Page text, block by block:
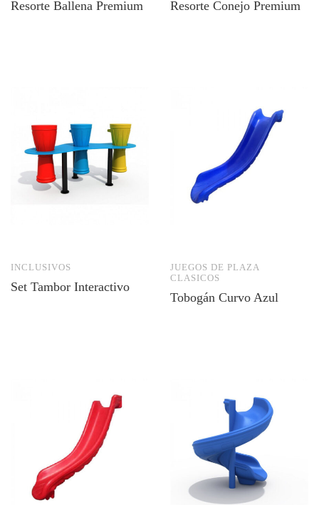
Resorte Ballena Premium Resorte Conejo Premium
INCLUSIVOS
Set Tambor Interactivo
JUEGOS DE PLAZA
CLASICOS
Tobogán Curvo Azul